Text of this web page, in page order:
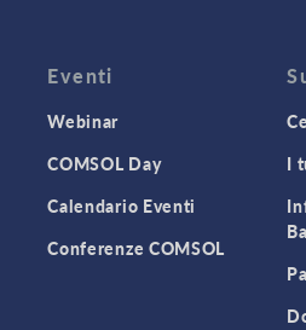
Eventi
Webinar
COMSOL Day
Calendario Eventi
Conferenze COMSOL
I